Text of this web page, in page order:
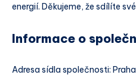
energií. Děkujeme, že sdílíte
Informace o
Adresa sídla společnosti: